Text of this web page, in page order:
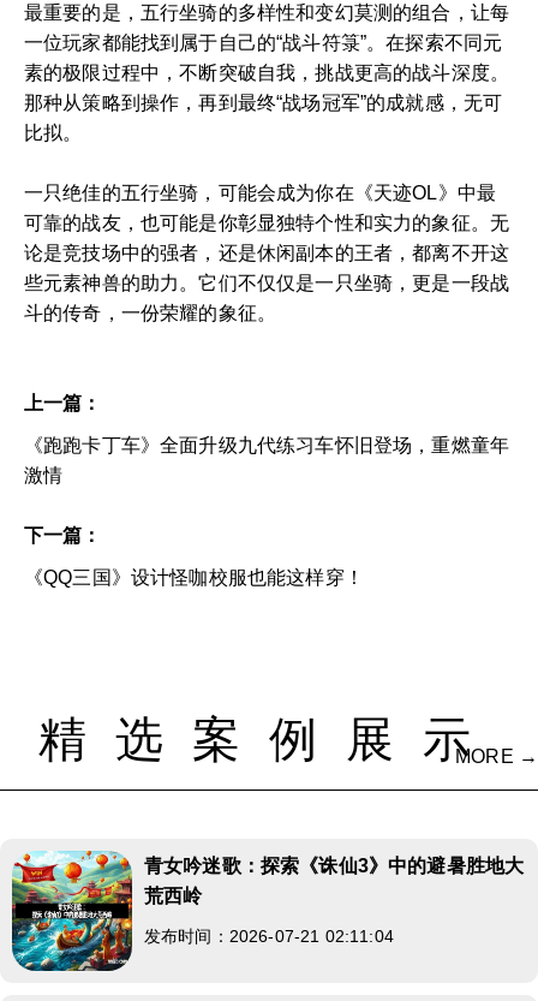
最重要的是，五行坐骑的多样性和变幻莫测的组合，让每
一位玩家都能找到属于自己的“战斗符箓”。在探索不同元
素的极限过程中，不断突破自我，挑战更高的战斗深度。
那种从策略到操作，再到最终“战场冠军”的成就感，无可
比拟。
一只绝佳的五行坐骑，可能会成为你在《天迹OL》中最
可靠的战友，也可能是你彰显独特个性和实力的象征。无
论是竞技场中的强者，还是休闲副本的王者，都离不开这
些元素神兽的助力。它们不仅仅是一只坐骑，更是一段战
斗的传奇，一份荣耀的象征。
上一篇：
《跑跑卡丁车》全面升级九代练习车怀旧登场，重燃童年
激情
下一篇：
《QQ三国》设计怪咖校服也能这样穿！
精选案例展示MORE →
青女吟迷歌：探索《诛仙3》中的避暑胜地大
荒西岭
发布时间：2026-07-21 02:11:04